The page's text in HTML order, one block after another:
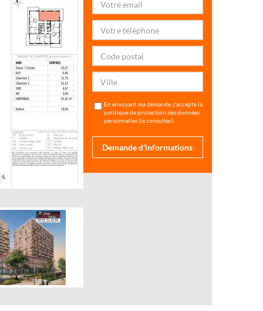
En envoyant ma demande, j'accepte la
politique de protection des données
personnelles (la consulter).